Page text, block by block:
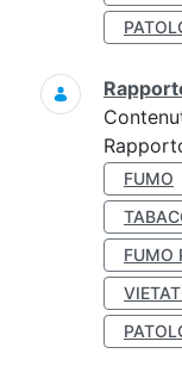
FUMO
FUMO